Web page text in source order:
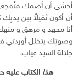
أخشى أن أضمِك
أن أكون ثقيلاً بين
أنا مجهد و مرهق و
وصوتِك يتخلل أوردتي
جلالة السيد غياب.
هذا الكتاب